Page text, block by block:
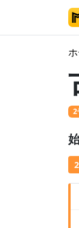
2